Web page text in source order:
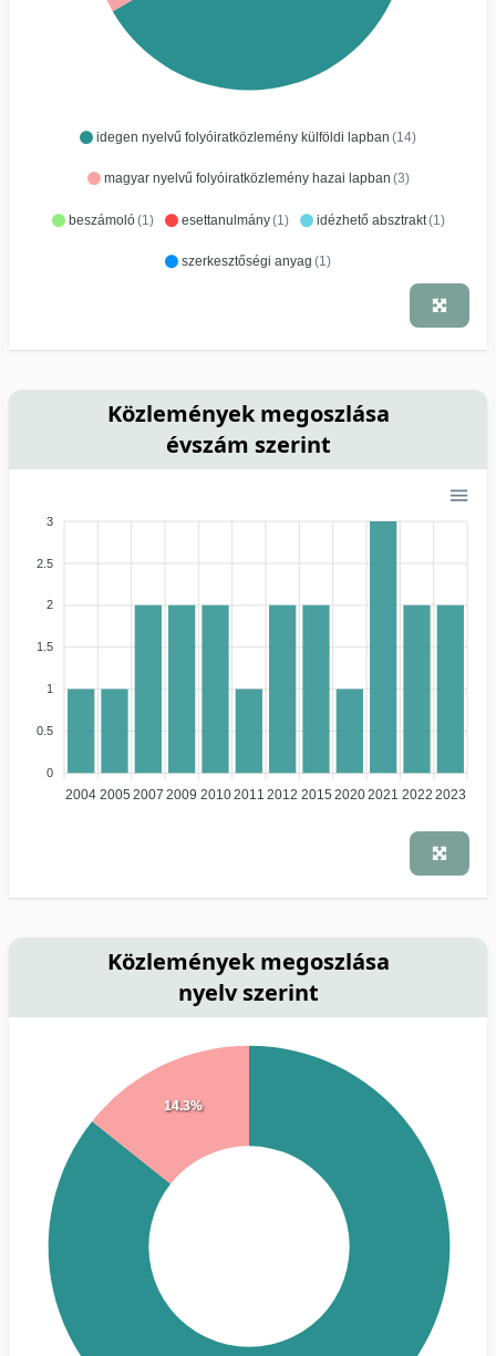
idegen nyelvű folyóiratközlemény külföldi lapban (14)
magyar nyelvű folyóiratközlemény hazai lapban (3)
beszámoló(1) esettanulmány(1) idézhető absztrakt(1)
szerkesztőségi anyag (1)
Közlemények megoszlása
évszám szerint
3
2.5
2
1.5
1
0.5
0
2004 2005 2007 2009 20102011 2012 2015 20202021 2022 2023
Közlemények megoszlása
nyelv szerint
14.3%